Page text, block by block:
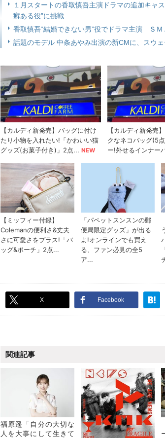
１月スタートの香取慎吾主演ドラマの追加キ
癖ある役”に挑戦
香取慎吾“結婚できない男”役でドラマ主演 ＳＭ
話題のモデル 中条あやみ出演の新CMに、スウ
X Facebook
関連記事
福原遥「自分の大切な
人を大事にして生きて